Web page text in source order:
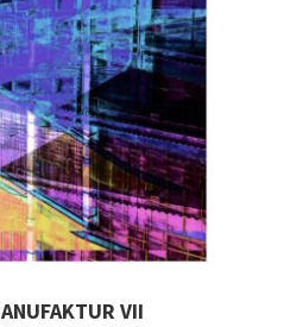
VII